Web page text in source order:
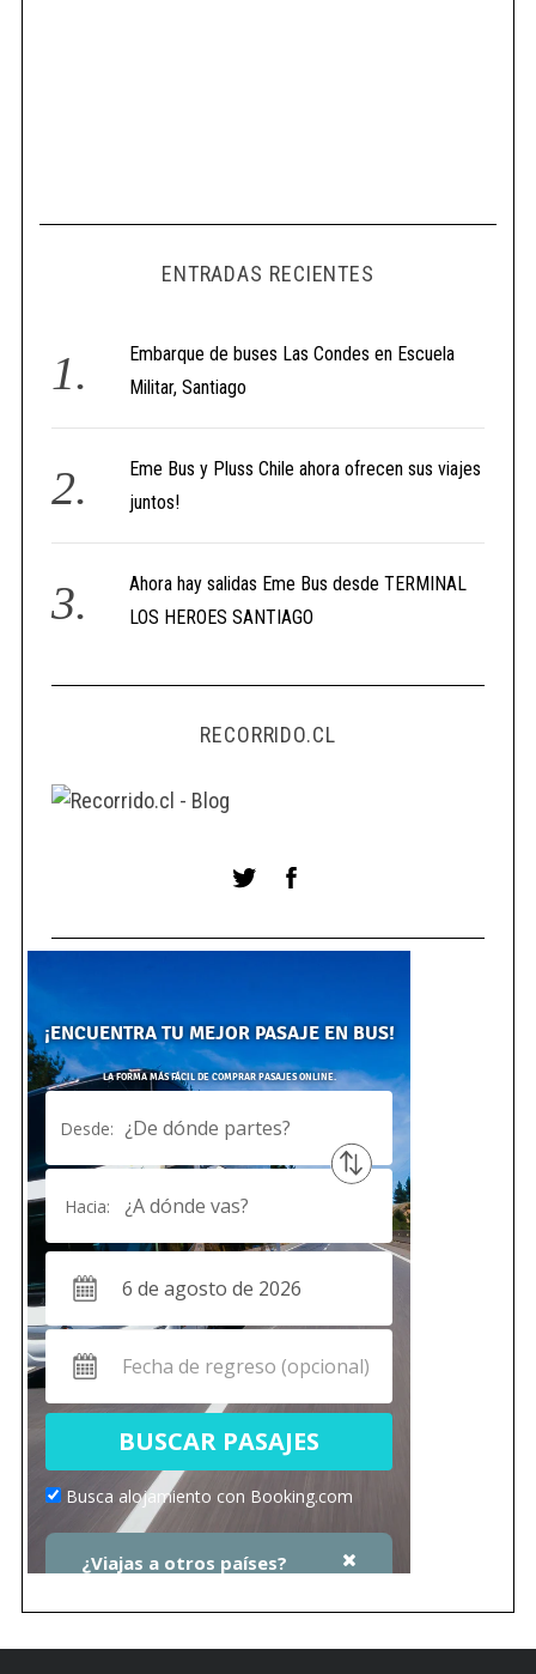
ENTRADAS RECIENTES
Embarque de buses Las Condes en Escuela
Militar, Santiago
Eme Bus y Pluss Chile ahora ofrecen sus viajes
juntos!
Ahora hay salidas Eme Bus desde TERMINAL
LOS HEROES SANTIAGO
RECORRIDO.CL